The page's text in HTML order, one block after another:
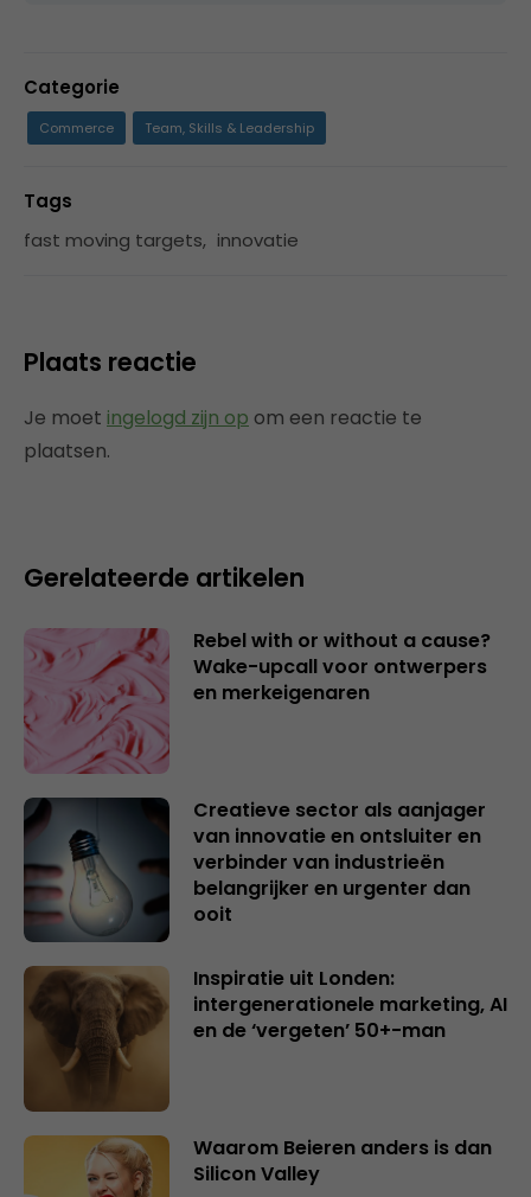
Categorie
Commerce Team, Skills & Leadership
Tags
fast moving targets, innovatie
Plaats reactie
Je moet ingelogd zijn op om een reactie te
plaatsen.
Gerelateerde artikelen
Rebel with or without a cause?
Wake-upcall voor ontwerpers
en merkeigenaren
Creatieve sector als aanjager
van innovatie en ontsluiter en
verbinder van industrieën
belangrijker en urgenter dan
ooit
Inspiratie uit Londen:
intergenerationele marketing, AI
en de ‘vergeten’ 50+-man
Waarom Beieren anders is dan
Silicon Valley